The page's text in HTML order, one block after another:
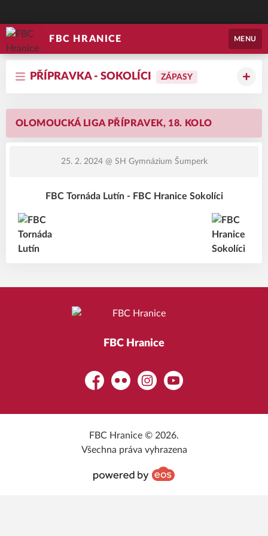
FBC HRANICE MENU
PŘÍPRAVKA - SOKOLÍCI ZÁPASY
OLOMOUCKÁ LIGA PŘÍPRAVEK, 18. KOLO
25. 2. 2024@ SH Gymnázium Šumperk
FBC Tornáda Lutín - FBC Hranice Sokolíci
FBC Hranice
FacebookFlickr InstagramYouTube
FBC Hranice © 2026.
Všechna práva vyhrazena